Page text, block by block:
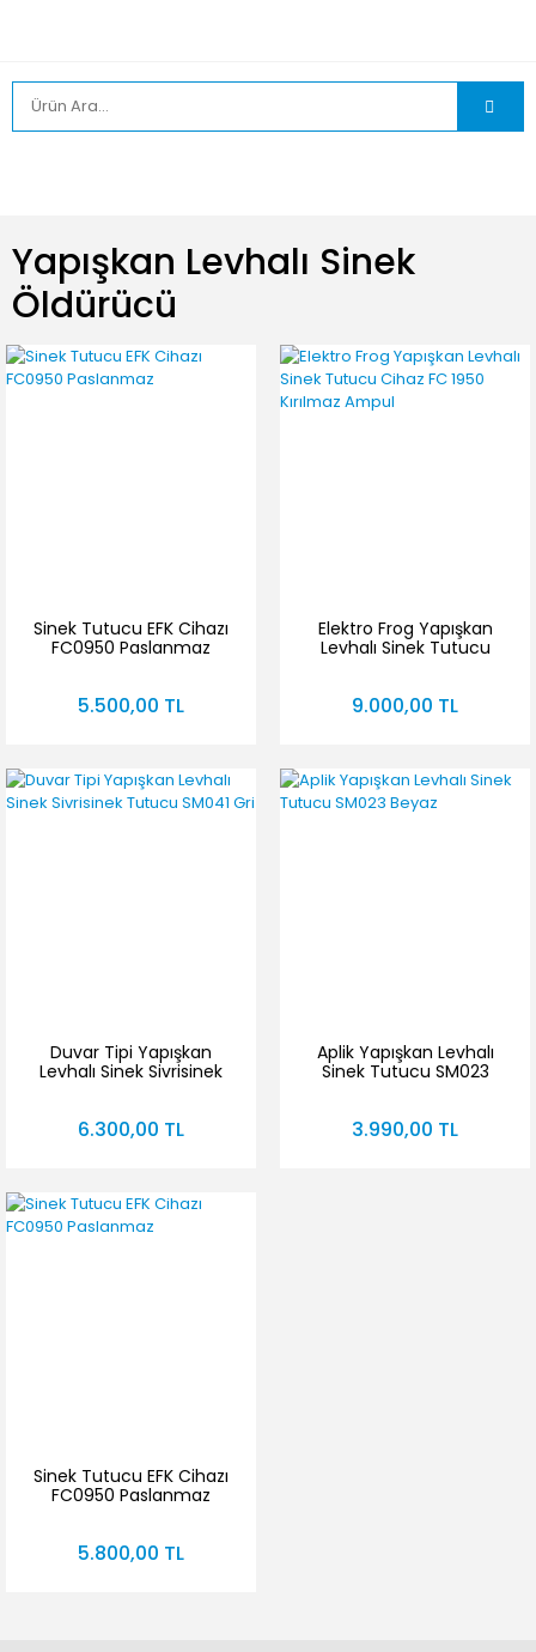
Yapışkan Levhalı Sinek
Öldürücü
Sinek Tutucu EFK Cihazı
FC0950 Paslanmaz
5.500,00 TL
Elektro Frog Yapışkan
Levhalı Sinek Tutucu
9.000,00 TL
Duvar Tipi Yapışkan
Levhalı Sinek Sivrisinek
6.300,00 TL
Aplik Yapışkan Levhalı
Sinek Tutucu SM023
3.990,00 TL
Sinek Tutucu EFK Cihazı
FC0950 Paslanmaz
5.800,00 TL